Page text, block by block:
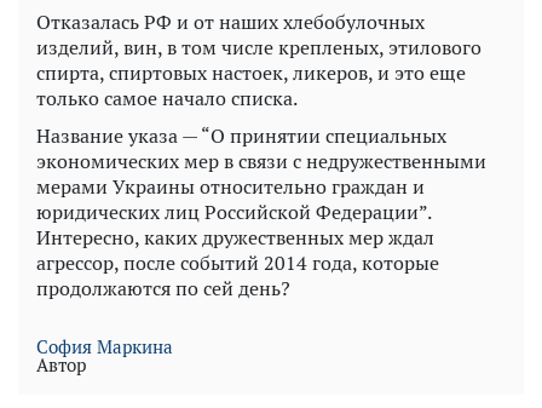
Отказалась РФ и от наших хлебобулочных
изделий, вин, в том числе крепленых, этилового
спирта, спиртовых настоек, ликеров, и это еще
только самое начало списка.
Название указа — “О принятии специальных
экономических мер в связи с недружественными
мерами Украины относительно граждан и
юридических лиц Российской Федерации”.
Интересно, каких дружественных мер ждал
агрессор, после событий 2014 года, которые
продолжаются по сей день?
София Маркина
Автор